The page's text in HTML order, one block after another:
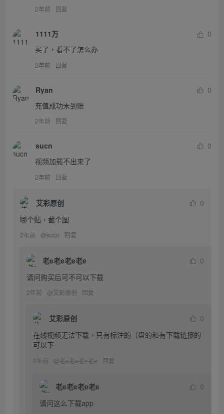
2年前 回复
1111万
0
买了，看不了怎么办
2年前 回复
Ryan
0
充值成功未到账
2年前 回复
sucn
0
视频加载不出来了
2年前 回复
艾彩原创
0
哪个贴，截个图
2年前 @sucn 回复
老e老e老e老e
0
请问购买后可不可以下载
2年前 @艾彩原创 回复
艾彩原创
0
在线视频无法下载，只有标注的（盘的和有下载链接的
可以下
2年前 @老e老e老e老e 回复
老e老e老e老e
0
请问这么下载app